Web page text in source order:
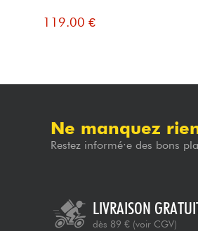
119.00 €
Ne manquez
Restez informé·e des bons
LIVRAISON
dès 89 € (voir CGV)